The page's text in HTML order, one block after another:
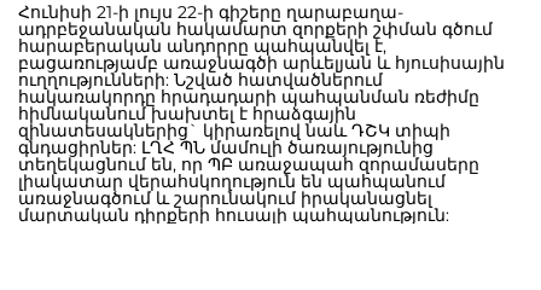
Հունիսի 21-ի լույս 22-ի գիշերը ղարաբաղա-
ադրբեջանական հակամարտ զորքերի շփման գծում
հարաբերական անդորրը պահպանվել է,
բացառությամբ առաջնագծի արևելյան և հյուսիսային
ուղղությունների: Նշված հատվածներում
հակառակորդը հրադադարի պահպանման ռեժիմը
հիմնականում խախտել է հրաձգային
զինատեսակներից` կիրառելով նաև ԴՇԿ տիպի
գնդացիրներ: ԼՂՀ ՊՆ մամուլի ծառայությունից
տեղեկացնում են, որ ՊԲ առաջապահ զորամասերը
լիակատար վերահսկողություն են պահպանում
առաջնագծում և շարունակում իրականացնել
մարտական դիրքերի հուսալի պահպանություն: